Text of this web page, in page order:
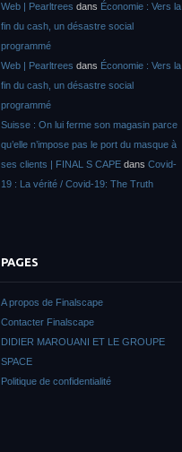
Web | Pearltrees dans Économie : Vers la
fin du cash, un désastre social
programmé
Web | Pearltrees dans Économie : Vers la
fin du cash, un désastre social
programmé
Suisse : On lui ferme son magasin parce
qu’elle n’impose pas le port du masque à
ses clients | FINAL S CAPE dans Covid-
19 : La vérité / Covid-19: The Truth
PAGES
A propos de Finalscape
Contacter Finalscape
DIDIER MAROUANI ET LE GROUPE
SPACE
Politique de confidentialité